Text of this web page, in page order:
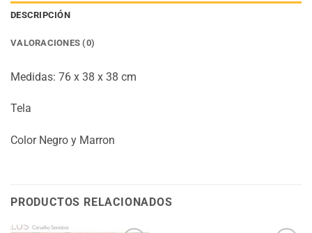
DESCRIPCIÓN
VALORACIONES (0)
Medidas: 76 x 38 x 38 cm
Tela
Color Negro y Marron
PRODUCTOS RELACIONADOS